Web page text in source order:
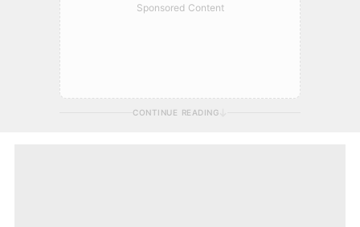
Sponsored Content
CONTINUE READING